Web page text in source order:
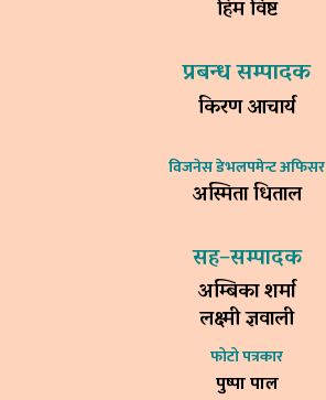
हिम विष्ट
प्रबन्ध सम्पादक
किरण आचार्य
विजनेस डेभलपमेन्ट अफिसर
अस्मिता धिताल
सह–सम्पादक
अम्बिका शर्मा
लक्ष्मी ज्ञवाली
फोटो पत्रकार
पुष्पा पाल